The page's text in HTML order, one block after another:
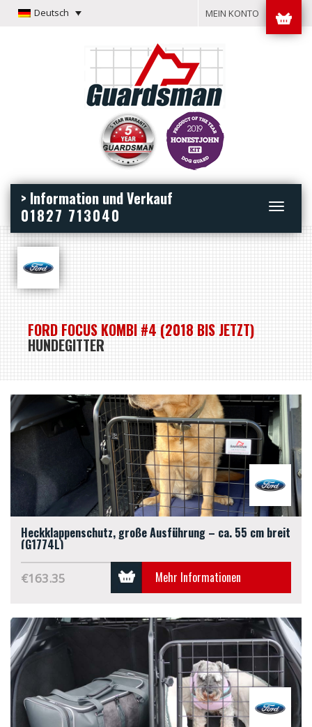
Deutsch MEIN KONTO
Toggle
> Information und Verkauf
01827 713040
FORD FOCUS KOMBI #4 (2018 BIS JETZT)
HUNDEGITTER
Heckklappenschutz, große Ausführung – ca. 55 cm breit
(G1774L)
€163.35 Mehr Informationen